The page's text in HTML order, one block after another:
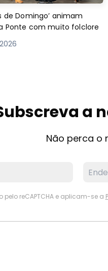
de Domingo’ animam
Ponte com muito folclore
a
Não perca o
pelo reCAPTCHA e aplicam-se a